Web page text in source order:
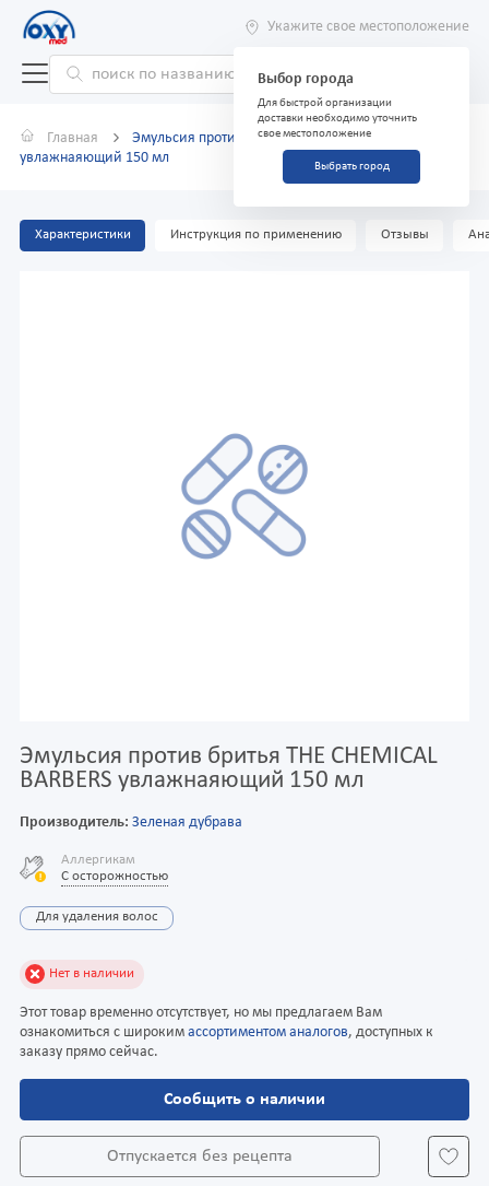
Укажите свое местоположение
Выбор города
Для быстрой организации
доставки необходимо уточнить
свое местоположение
Выбрать город
Главная
Эмульсия против бритья THE CHEMICAL BARBERS
увлажнаяющий 150 мл
Характеристики Инструкция по применению Отзывы
Эмульсия против бритья THE CHEMICAL
BARBERS увлажнаяющий 150 мл
Производитель: Зеленая дубрава
Аллергикам
С осторожностью
Для удаления волос
Нет в наличии
Этот товар временно отсутствует, но мы предлагаем Вам
ознакомиться с широким ассортиментом аналогов, доступных к
заказу прямо сейчас.
Сообщить о наличии
Отпускается без рецепта